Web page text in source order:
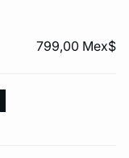
799,00 Mex$